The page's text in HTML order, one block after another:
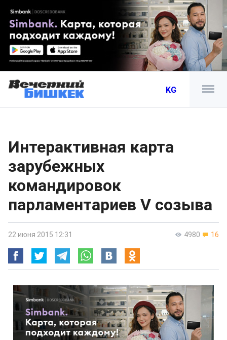
KG
Интерактивная карта
зарубежных
командировок
парламентариев V созыва
4980 16
22 июня 2015 12:31